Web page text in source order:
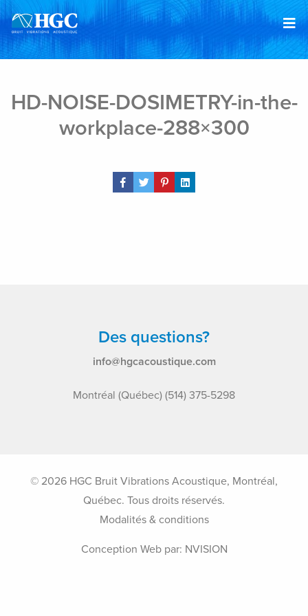
Skip to content
HD-NOISE-DOSIMETRY-in-the-
workplace-288×300
Share Post
Des questions?
info@hgcacoustique.com
Montréal (Québec) (514) 375-5298
© 2026 HGC Bruit Vibrations Acoustique, Montréal,
Québec. Tous droits réservés.
Modalités & conditions
Conception Web par: NVISION